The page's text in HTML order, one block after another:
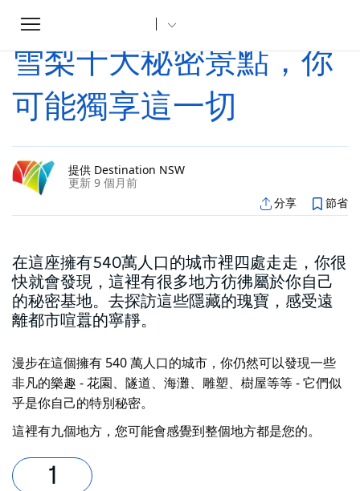
Toggle
navigation
家
雪梨十大秘密景點，你
可能獨享這一切
提供 Destination NSW
更新 9 個月前
分享 節省
在這座擁有540萬人口的城市裡四處走走，你很
快就會發現，這裡有很多地方彷彿屬於你自己
的秘密基地。去探訪這些隱藏的瑰寶，感受遠
離都市喧囂的寧靜。
漫步在這個擁有 540 萬人口的城市，你仍然可以發現一些
非凡的樂趣 - 花園、隧道、海灘、雕塑、樹屋等等 - 它們似
乎是你自己的特別秘密。
這裡有九個地方，您可能會感覺到整個地方都是您的。